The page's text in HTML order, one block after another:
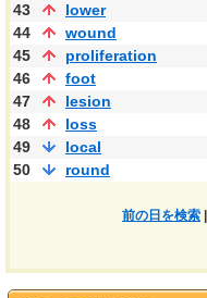
43
lower
44
wound
45
proliferation
46
foot
47
lesion
48
loss
49
local
50
round
前の日を検索